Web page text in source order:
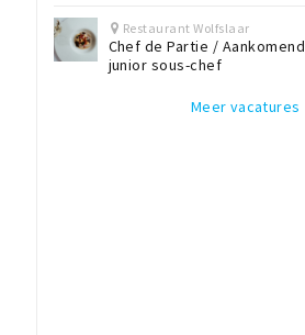
Restaurant Wolfslaar
Chef de Partie / Aankomend
junior sous-chef
Meer vacatures